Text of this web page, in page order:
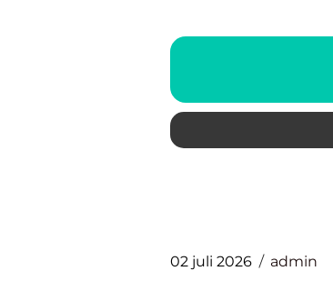
02 juli 2026 admin